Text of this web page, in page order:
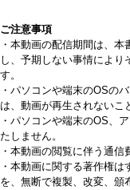
ご注意事項
・本動画の配信期間は、
し、予期しない事情により
す。
・パソコンや端末のOSの
は、動画が再生されないこ
・パソコンや端末のOS、
たしません。
・本動画の閲覧に伴う通信
・本動画に関する著作権
を、無断で複製、改変、頒